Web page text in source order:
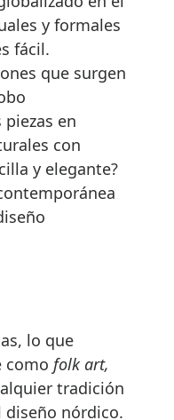
y formales
fácil.
que surgen
piezas en
con
y elegante?
lo que
como folk art,
tradición
diseño nórdico.